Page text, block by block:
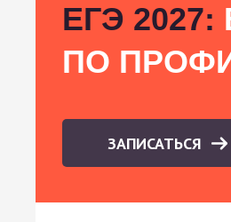
ЕГЭ 2027:
ПО
ЗАПИСАТЬСЯ